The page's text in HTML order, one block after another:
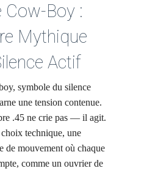
Cow-Boy :
Mythique
Actif
symbole du silence
une tension contenue.
.45 ne crie pas — il agit.
choix technique, une
de mouvement où chaque
comme un ouvrier de